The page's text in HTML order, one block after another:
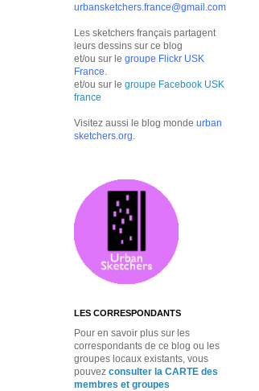
urbansketchers.france@gmail.com
Les sketchers français partagent
leurs dessins sur ce blog
et/ou sur le groupe Flickr USK
France
et/ou sur le groupe Facebook USK
france
Visitez aussi le blog monde urban
sketchers.org
LES CORRESPONDANTS
Pour en savoir plus sur les
correspondants de ce blog ou les
groupes locaux existants, vous
pouvez consulter la CARTE des
membres et groupes